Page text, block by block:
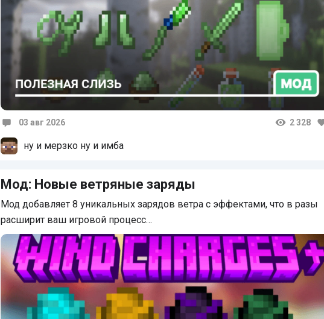
03 авг 2026 2 328
ну и мерзко ну и имба
Мод: Новые ветряные заряды
Мод добавляет 8 уникальных зарядов ветра с эффектами, что в разы
расширит ваш игровой процесс…